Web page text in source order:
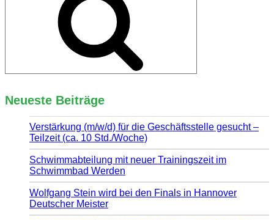
Neueste Beiträge
Verstärkung (m/w/d) für die Geschäftsstelle gesucht –
Teilzeit (ca. 10 Std./Woche)
Schwimmabteilung mit neuer Trainingszeit im
Schwimmbad Werden
Wolfgang Stein wird bei den Finals in Hannover
Deutscher Meister